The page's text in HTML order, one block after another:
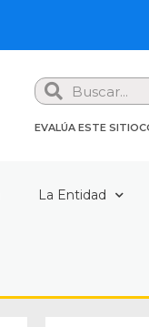
Search
EVALÚA ESTE SITIO
La Entidad